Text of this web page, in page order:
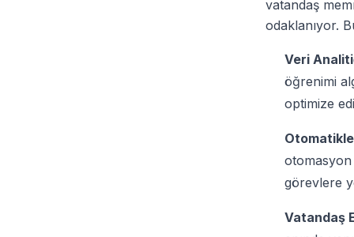
vatandaş
odaklanıyor.
Veri
öğrenimi
optimize
otomasyon
görevlere
Vatandaş